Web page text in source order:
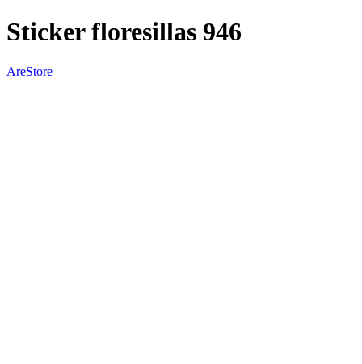
Sticker floresillas 946
AreStore